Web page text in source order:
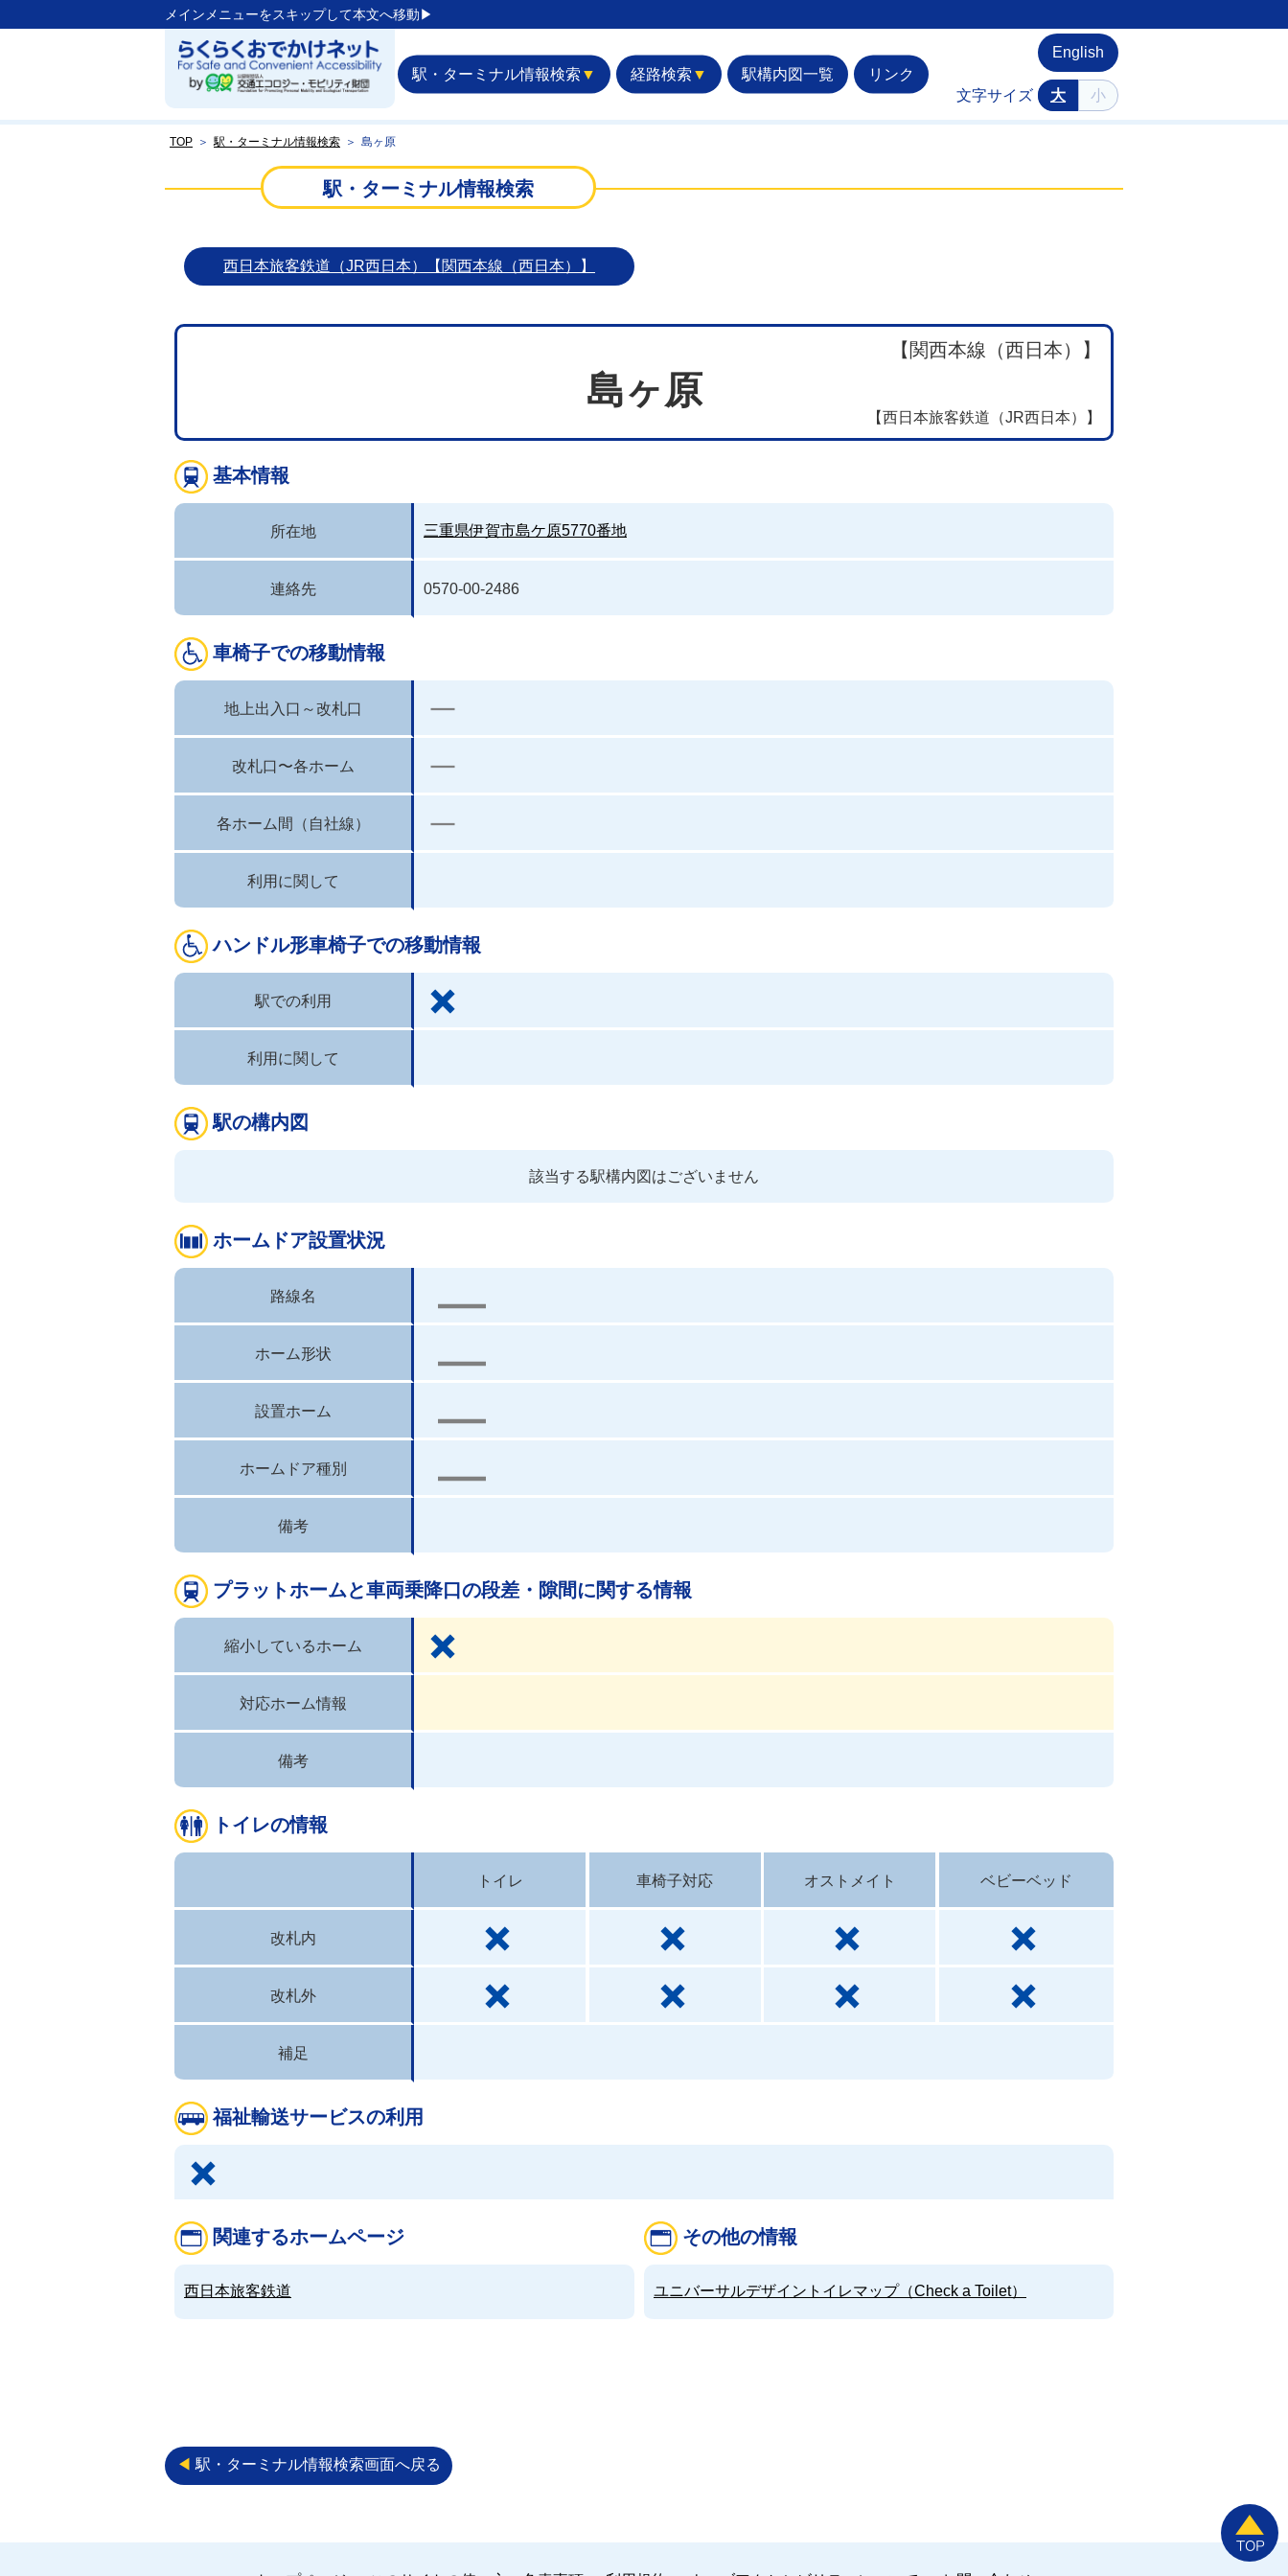
メインメニューをスキップして本文へ移動▶︎
駅・ターミナル情報検索 ▼ 経路検索 ▼ 駅構内図一覧 リンク
English
文字サイズ 大 小
TOP ＞ 駅・ターミナル情報検索 ＞ 島ヶ原
駅・ターミナル情報検索
西日本旅客鉄道（JR西日本）【関西本線（西日本）】
【関西本線（西日本）】
島ヶ原
【西日本旅客鉄道（JR西日本）】
基本情報
所在地 三重県伊賀市島ケ原5770番地
連絡先 0570-00-2486
車椅子での移動情報
地上出入口～改札口
改札口〜各ホーム
各ホーム間（自社線）
利用に関して
ハンドル形車椅子での移動情報
駅での利用
利用に関して
駅の構内図
該当する駅構内図はございません
ホームドア設置状況
路線名
ホーム形状
設置ホーム
ホームドア種別
備考
プラットホームと車両乗降口の段差・隙間に関する情報
縮小しているホーム
対応ホーム情報
備考
トイレの情報
改札内
改札外
トイレ 車椅子対応 オストメイト ベビーベッド
補足
福祉輸送サービスの利用
関連するホームページ
西日本旅客鉄道
その他の情報
ユニバーサルデザイントイレマップ（Check a Toilet）
◀︎ 駅・ターミナル情報検索画面へ戻る